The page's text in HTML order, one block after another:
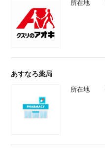
所在地
あすなろ薬局
所在地